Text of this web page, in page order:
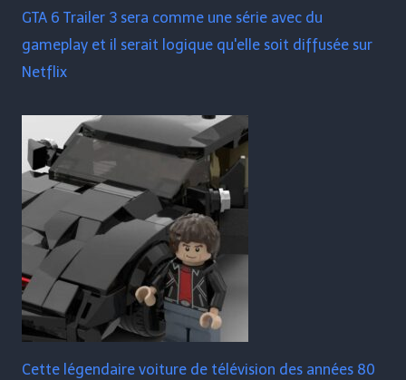
GTA 6 Trailer 3 sera comme une série avec du
gameplay et il serait logique qu'elle soit diffusée sur
Netflix
Cette légendaire voiture de télévision des années 80